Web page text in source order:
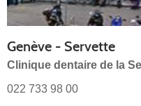
Genève - Servette
Clinique dentaire de la
022 733 98 00